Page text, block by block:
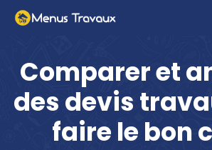
Comparer et
des devis
faire le bon